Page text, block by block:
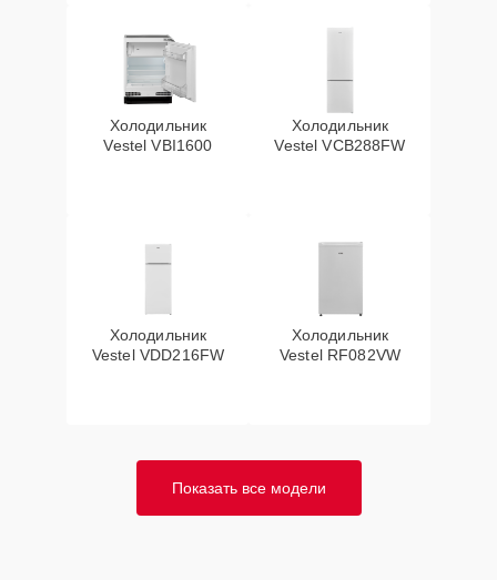
Холодильник
Vestel VBI1600
Холодильник
Vestel VCB288FW
Холодильник
Vestel VDD216FW
Холодильник
Vestel RF082VW
Показать все модели